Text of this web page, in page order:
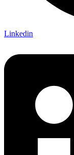
Linkedin